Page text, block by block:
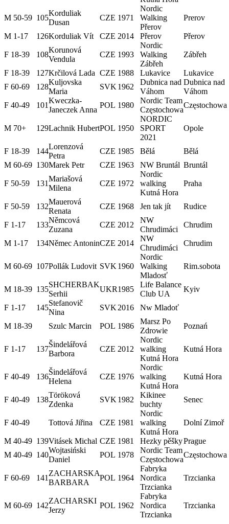
M 50-59 105
Korduliak
Dusan
CZE 1971
Nordic
Walking
Přerov
Prerov
M 1-17 126Korduliak Vít CZE 2014 Přerov Přerov
F 18-39 108
Korunová
Vendula
CZE 1993
Nordic
Walking
Zábřeh
Zábřeh
F 18-39 127Krčilová Lada CZE 1988 Lukavice
Lukavice
F 60-69
128
Kuljovska
Maria
SVK1962
Dubnica nad
Váhom
Dubnica nad
Váhom
F 40-49
101
Kweczka-
Janeczek Anna
POL 1980
Nordic Team
Częstochowa
Częstochowa
M 70+ 129Lachnik HubertPOL 1950
NORDIC
SPORT
2021
Opole
F 18-39 144
Lorenzová
Petra
CZE 1985 Bělá
Bělá
M 60-69 130Marek Petr CZE 1963 NW Bruntál Bruntál
F 50-59 131
Mariašová
Milena
CZE 1972
Nordic
walking
Kutná Hora
Praha
F 50-59 132
Mauerová
Renata
CZE 1968 Jen tak jít Rudice
F 1-17 133
Němcová
Zuzana
CZE 2012
NW
Chrudimáci
Chrudim
M 1-17 134Němec AntoninCZE 2014
NW
Chrudimáci
Chrudim
M 60-69 107Pollák Ludovit SVK1960
Nordic
Walking
Mladosť
Rim.sobota
M 18-39 135
SHCHERBAK
Serhii
UKR1985
Life Balance
Club UA
Kyiv
F 1-17 145
Stefanovič
Nina
SVK2016 Nw Mladoť
M 18-39 Szulc Marcin POL 1986
Marsz Po
Zdrowie
Poznań
F 1-17 137
Šindelářová
Barbora
CZE 2012
Nordic
walking
Kutná Hora
Kutná Hora
F 40-49 136
Šindelářová
Helena
CZE 1976
Nordic
walking
Kutná Hora
Kutná Hora
F 40-49 138
Töröková
Zdenka
SVK1982
Kikinee
buchty
Senec
F 40-49 Tottová Jiřina CZE 1981
Nordic
walking
Kutná Hora
Dolní Zimoř
M 40-49 139Vitásek Michal CZE 1981 Hezky pěškyPrague
M 40-49 140
Wojtasiński
Daniel
POL 1978
Nordic Team
Częstochowa
Częstochowa
F 60-69 141
ZACHARSKA
BARBARA
POL 1964
Fabryka
Nordica
Trzcianka
Trzcianka
M 60-69 142
ZACHARSKI
Jerzy
POL 1962
Fabryka
Nordica
Trzcianka
Trzcianka